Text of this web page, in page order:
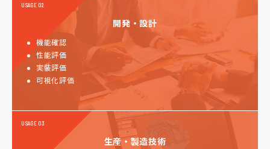
USAGE 02
開発・設計
機能確認
性能評価
実装評価
可視化評価
USAGE 03
生産・製造技術